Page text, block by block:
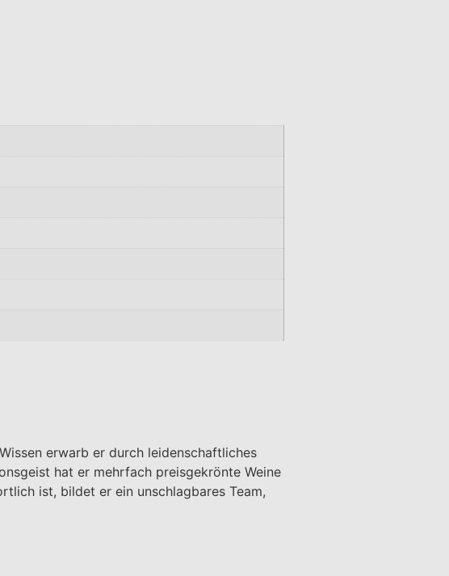
erwarb er durch leidenschaftliches
hat er mehrfach preisgekrönte Weine
ist, bildet er ein unschlagbares Team,